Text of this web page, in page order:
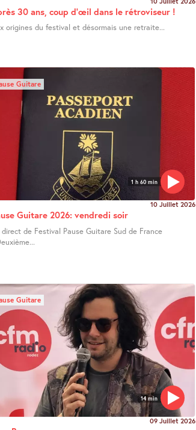
30 ans, coup d’œil dans le rétroviseur !
origines du festival et désormais une retraite...
1 h 60 min
Guitare
10 Juillet 2026
Guitare 2026: vendredi soir
direct de Festival Pause Guitare Sud de France
14 min
Guitare
09 Juillet 2026